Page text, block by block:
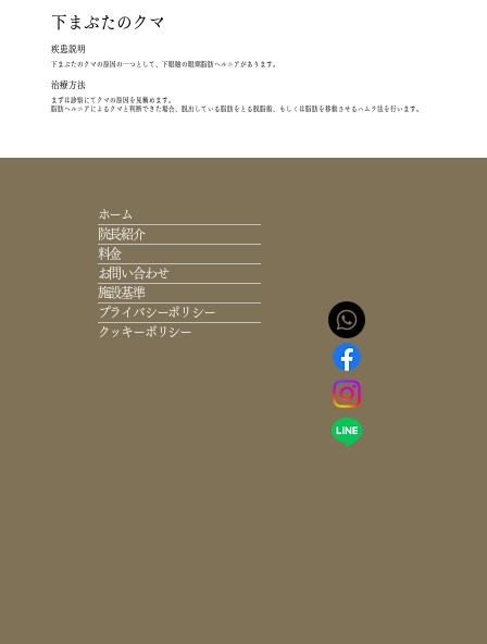
下まぶたのクマ
疾患説明
下まぶたのクマの原因の一つとして、下眼瞼の眼窩脂肪ヘルニアがあります。
​治療方法
まずは診察にてクマの原因を見極めます。
脂肪ヘルニアによるクマと判断できた場合、脱出している脂肪をとる脱脂術、もしくは脂肪を移動させるハムラ法を行います。
ホーム
院長紹介
料金
お問い合わせ
施設基準
プライバシーポリシー
クッキーポリシー